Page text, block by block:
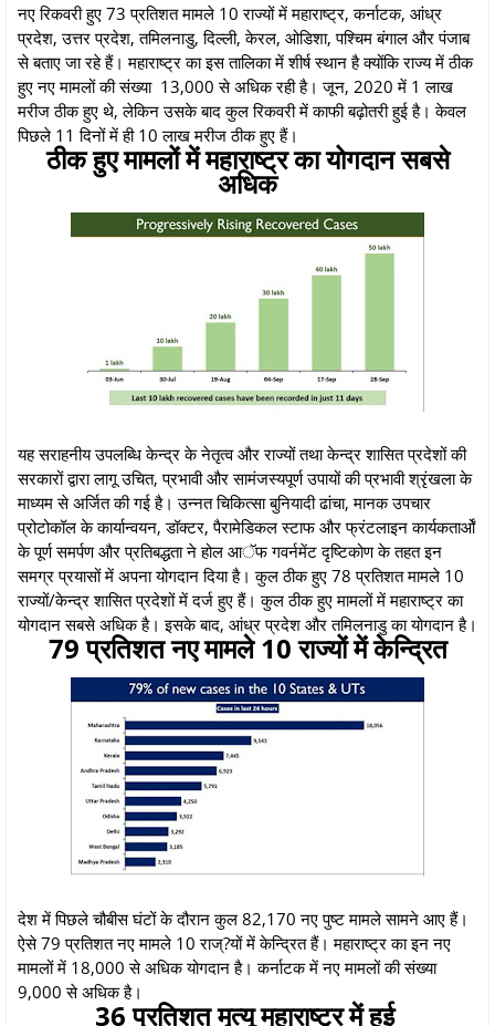
नए रिकवरी हुए 73 प्रतिशत मामले 10 राज्यों में महाराष्ट्र, कर्नाटक, आंध्र
प्रदेश, उत्तर प्रदेश, तमिलनाडु, दिल्ली, केरल, ओडिशा, पश्चिम बंगाल और पंजाब
से बताए जा रहे हैं। महाराष्ट्र का इस तालिका में शीर्ष स्थान है क्योंकि राज्य में ठीक
हुए नए मामलों की संख्या 13,000 से अधिक रही है। जून, 2020 में 1 लाख
मरीज ठीक हुए थे, लेकिन उसके बाद कुल रिकवरी में काफी बढ़ोतरी हुई है। केवल
पिछले 11 दिनों में ही 10 लाख मरीज ठीक हुए हैं।
ठीक हुए मामलों में महाराष्ट्र का योगदान सबसे
अधिक
यह सराहनीय उपलब्धि केन्द्र के नेतृत्व और राज्यों तथा केन्द्र शासित प्रदेशों की
सरकारों द्वारा लागू उचित, प्रभावी और सामंजस्यपूर्ण उपायों की प्रभावी श्रृंखला के
माध्यम से अर्जित की गई है। उन्नत चिकित्सा बुनियादी ढांचा, मानक उपचार
प्रोटोकॉल के कार्यान्वयन, डॉक्टर, पैरामेडिकल स्टाफ और फ्रंटलाइन कार्यकतार्ओं
के पूर्ण समर्पण और प्रतिबद्धता ने होल आॅफ गवर्नमेंट दृष्टिकोण के तहत इन
समग्र प्रयासों में अपना योगदान दिया है। कुल ठीक हुए 78 प्रतिशत मामले 10
राज्यों/केन्द्र शासित प्रदेशों में दर्ज हुए हैं। कुल ठीक हुए मामलों में महाराष्ट्र का
योगदान सबसे अधिक है। इसके बाद, आंध्र प्रदेश और तमिलनाडु का योगदान है।
79 प्रतिशत नए मामले 10 राज्यों में केन्द्रित
देश में पिछले चौबीस घंटों के दौरान कुल 82,170 नए पुष्ट मामले सामने आए हैं।
ऐसे 79 प्रतिशत नए मामले 10 राज्?यों में केन्द्रित हैं। महाराष्ट्र का इन नए
मामलों में 18,000 से अधिक योगदान है। कर्नाटक में नए मामलों की संख्या
9,000 से अधिक है।
36 प्रतिशत मृत्यू महाराष्ट्र में हुई